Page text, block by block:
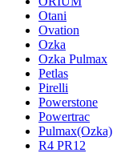
Otani
Ovation
Ozka
Ozka Pulmax
Petlas
Pirelli
Powerstone
Powertrac
Pulmax(Ozka)
R4 PR12